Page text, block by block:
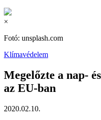
×
Fotó: unsplash.com
Klímavédelem
Megelőzte a nap-
az EU-ban
2020.02.10.